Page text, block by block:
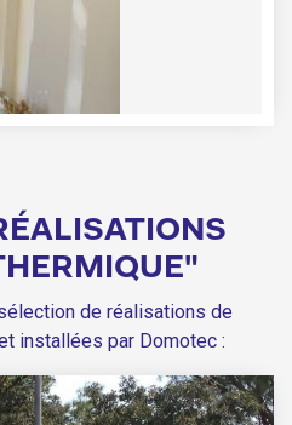
de réalisations de
installées par Domotec :